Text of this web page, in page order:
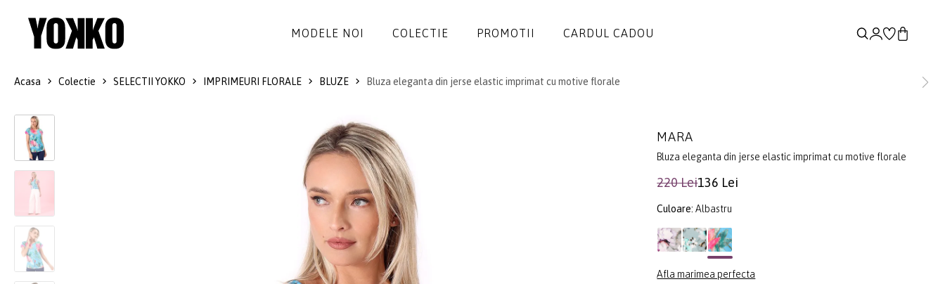
MODELE NOI COLECTIE
LITTLE BLACK DRESS
ROCHII LUNGI
ROCHII DE DANTELA
IDEI DE CADOURI
SALOPETE
SACOURI
JACHETE
FUSTE
PANTALONI
BLUZE
ACCESORII
PROMOTII CARDUL CADOU
Acasa Colectie SELECTII YOKKO IMPRIMEURI FLORALE BLUZE Bluza eleganta din jerse elastic imprimat cu motive florale
MARA
Bluza eleganta din jerse elastic imprimat cu motive florale
220 Lei136 Lei
Culoare:Albastru
Afla marimea perfecta